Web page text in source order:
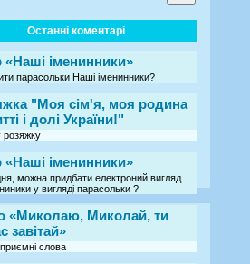
Останні коментарі
«Наші іменинники»
парасольки Наші іменинники?
"Моя сім'я, моя родина
і долі України!"
розяжку
«Наші іменинники»
можна придбати електроний вигляд
у вигляді парасольки ?
«Миколаю, Миколай, ти
завітай»
слова